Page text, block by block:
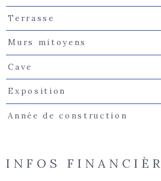
Terrasse
Murs mitoyens
Cave
Exposition
Année de construction
INFOS